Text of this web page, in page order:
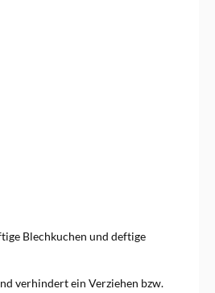
Blechkuchen und deftige
verhindert ein Verziehen bzw.